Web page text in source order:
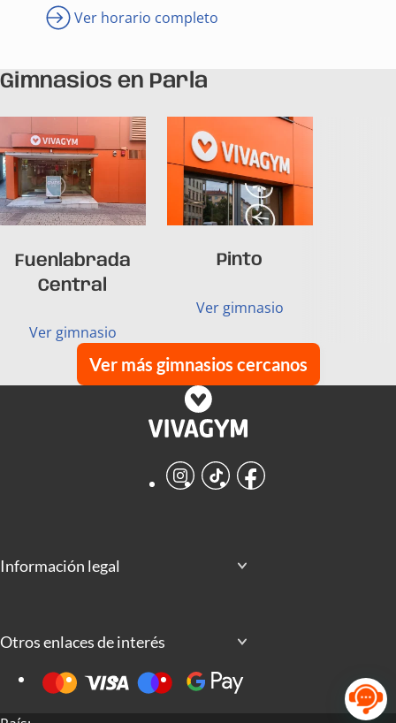
Ver horario completo
Gimnasios en Parla
Fuenlabrada
Central
Ver gimnasio
Pinto
Ver gimnasio
Ver más gimnasios cercanos
Instagram
TikTokFacebook
Información legal
Otros enlaces de interés